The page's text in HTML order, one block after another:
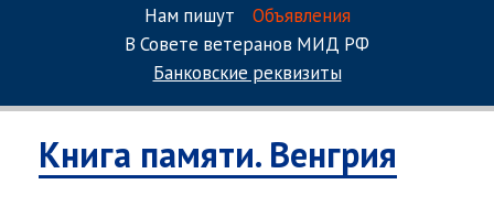
Нам пишут
Объявления
В Совете ветеранов МИД РФ
Банковские реквизиты
Книга памяти. Венгрия